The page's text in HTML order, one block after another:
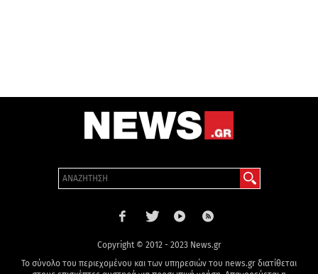
Copyright © 2012 - 2023 News.gr
Το σύνολο του περιεχομένου και των υπηρεσιών του news.gr διατίθεται